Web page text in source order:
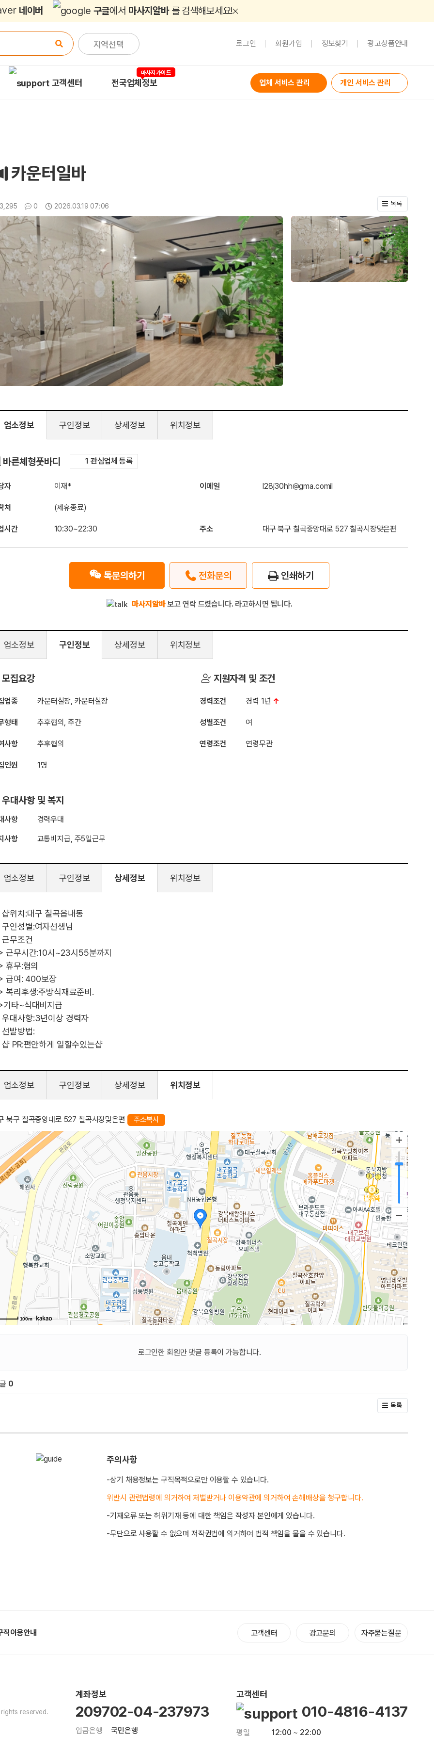
네이버 구글에서 마사지알바 를 검색해보세요!
지역선택 로그인 회원가입 정보찾기 광고상품안내
고객센터 전국업체정보
마사지가이드
업체 서비스 관리 개인 서비스 관리
카운터일바
조회 0댓글 2026.03.19 07:06
업데이트일
목록
업소정보 구인정보 상세정보 위치정보
바른체형풋바디구인정보1 관심업체 등록
자 이재* 이메일 l28j30hh@gma.comil
처 (제휴종료)
시간 10:30~22:30 주소 대구 북구 칠곡중앙대로 527 칠곡시장맞은편
톡문의하기 전화문의 인쇄하기
마사지알바보고 연락 드렸습니다. 라고하시면 됩니다.
업소정보 구인정보 상세정보 위치정보
바른체형풋바디
모집요강
업종 카운터실장, 카운터실장
형태 추후협의, 주간
사항 추후협의
인원 1명
지원자격 및 조건
경력조건 경력 1년 ↑
성별조건 여
연령조건 연령무관
우대사항 및 복지
사항 경력우대
사항 교통비지급, 주5일근무
업소정보 구인정보 상세정보 위치정보
위치:대구 칠곡읍내동
인성별:여자선생님
무조건
무시간:10시~23시55분까지
무:협의
여: 400보장
리후생:주방식재료준비.
타~식대비지급
대사항:3년이상 경력자
발방법:
PR:편안하게 일할수있는샵
업소정보 구인정보 상세정보 위치정보
북구 칠곡중앙대로 527 칠곡시장맞은편 주소복사
100m
로그인한 회원만 댓글 등록이 가능합니다.
문의 및 댓글
0
목록
주의사항
-상기 채용정보는 구직목적으로만 이용할 수 있습니다.
위반시 관련법령에 의거하여 처벌받거나 이용약관에 의거하여 손해배상을 청구합니다.
-기재오류 또는 허위기재 등에 대한 책임은 작성자 본인에게 있습니다.
-무단으로 사용할 수 없으며 저작권법에 의거하여 법적 책임을 물을 수 있습니다.
직이용안내 고객센터 광고문의 자주묻는질문
rights reserved.
계좌정보
209702-04-237973
입금은행 국민은행
고객센터
010-4816-4137
평일 12:00 ~ 22:00